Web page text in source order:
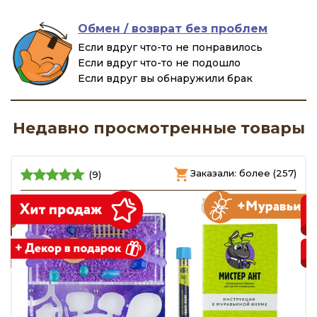
Обмен / возврат без проблем
Если вдруг что-то не понравилось
Если вдруг что-то не подошло
Если вдруг вы обнаружили брак
Недавно просмотренные товары
(9) Заказали: более (257)